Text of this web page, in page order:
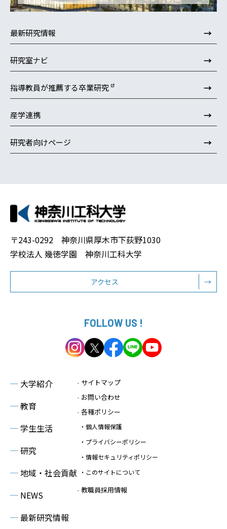
最新研究情報 →
研究室ナビ →
指導教員が推薦する卒業研究 →
産学連携 →
研究者向けページ →
〒243-0292 神奈川県厚木市下荻野1030
学校法人 幾徳学園 神奈川工科大学
アクセス →
FOLLOW US !
─ 大学紹介
─教育
─学生生活
─研究
─地域・社会貢献
─ NEWS
─ 最新研究情報
- サイトマップ
- お問い合わせ
- 各種ポリシー
・個人情報保護
・プライバシーポリシー
・情報セキュリティポリシー
・このサイトについて
- 教職員採用情報